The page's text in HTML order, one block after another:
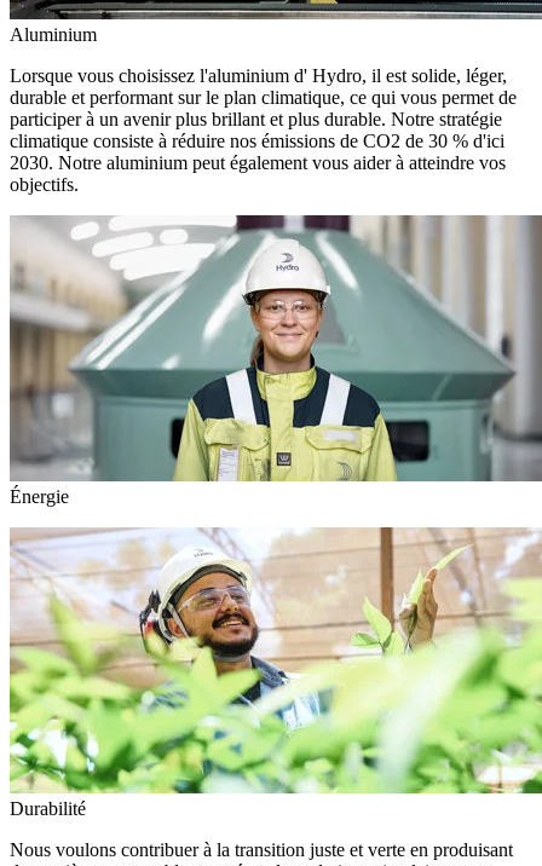
Aluminium
Lorsque vous choisissez l'aluminium d' Hydro, il est solide, léger,
durable et performant sur le plan climatique, ce qui vous permet de
participer à un avenir plus brillant et plus durable. Notre stratégie
climatique consiste à réduire nos émissions de CO2 de 30 % d'ici
2030. Notre aluminium peut également vous aider à atteindre vos
objectifs.
Énergie
Durabilité
Nous voulons contribuer à la transition juste et verte en produisant